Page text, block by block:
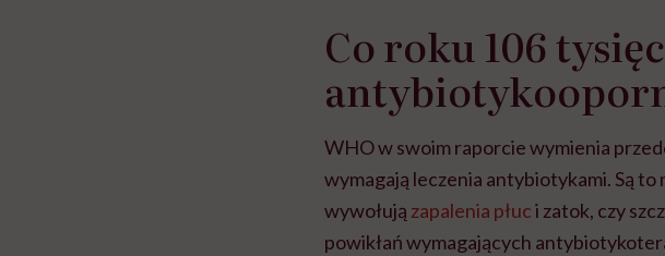
Co roku 106
WHO w swoim raporcie wymienia
wymagają leczenia antybiotykami. Są
wywołują zapalenia płuci zatok, czy
powikłań wymagających